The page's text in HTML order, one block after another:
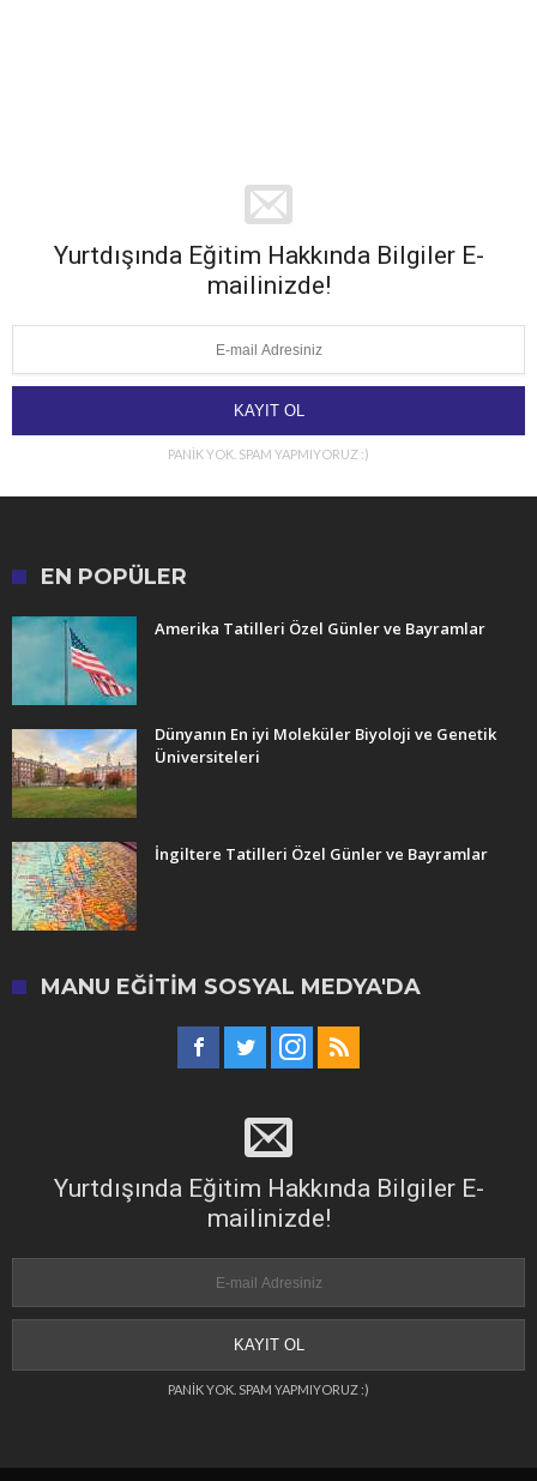
Yurtdışında Eğitim Hakkında Bilgiler E-
mailinizde!
PANİK YOK. SPAM YAPMIYORUZ :)
EN POPÜLER
Amerika Tatilleri Özel Günler ve Bayramlar
Dünyanın En iyi Moleküler Biyoloji ve Genetik
Üniversiteleri
İngiltere Tatilleri Özel Günler ve Bayramlar
MANU EĞITIM SOSYAL MEDYA'DA
Yurtdışında Eğitim Hakkında Bilgiler E-
mailinizde!
PANİK YOK. SPAM YAPMIYORUZ :)